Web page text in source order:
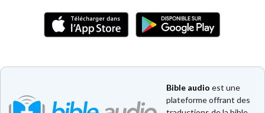
Bible audio est une
plateforme offrant des